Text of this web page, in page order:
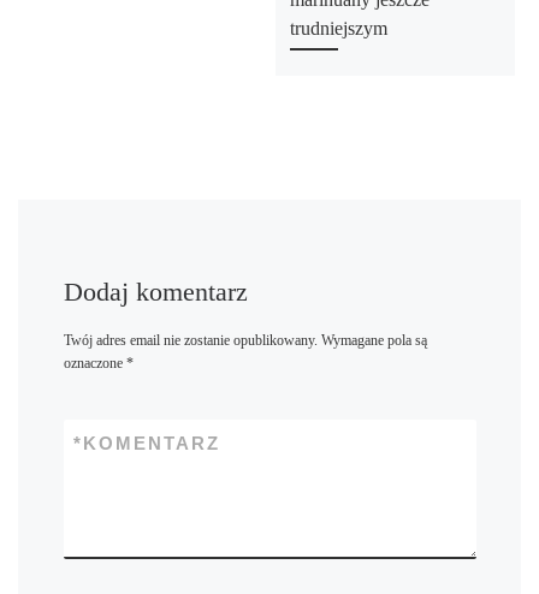
trudniejszym
Dodaj komentarz
Twój adres email nie zostanie opublikowany. Wymagane pola są
oznaczone *
KOMENTARZ
*